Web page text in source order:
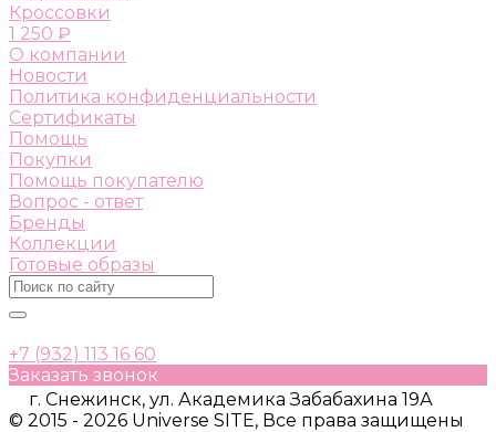
Кроссовки
1 250 ₽
О компании
Новости
Политика конфиденциальности
Сертификаты
Помощь
Покупки
Помощь покупателю
Вопрос - ответ
Бренды
Коллекции
Готовые образы
+7 (932) 113 16 60
Заказать звонок
г. Снежинск, ул. Академика Забабахина 19А
© 2015 - 2026 Universe SITE, Все права защищены